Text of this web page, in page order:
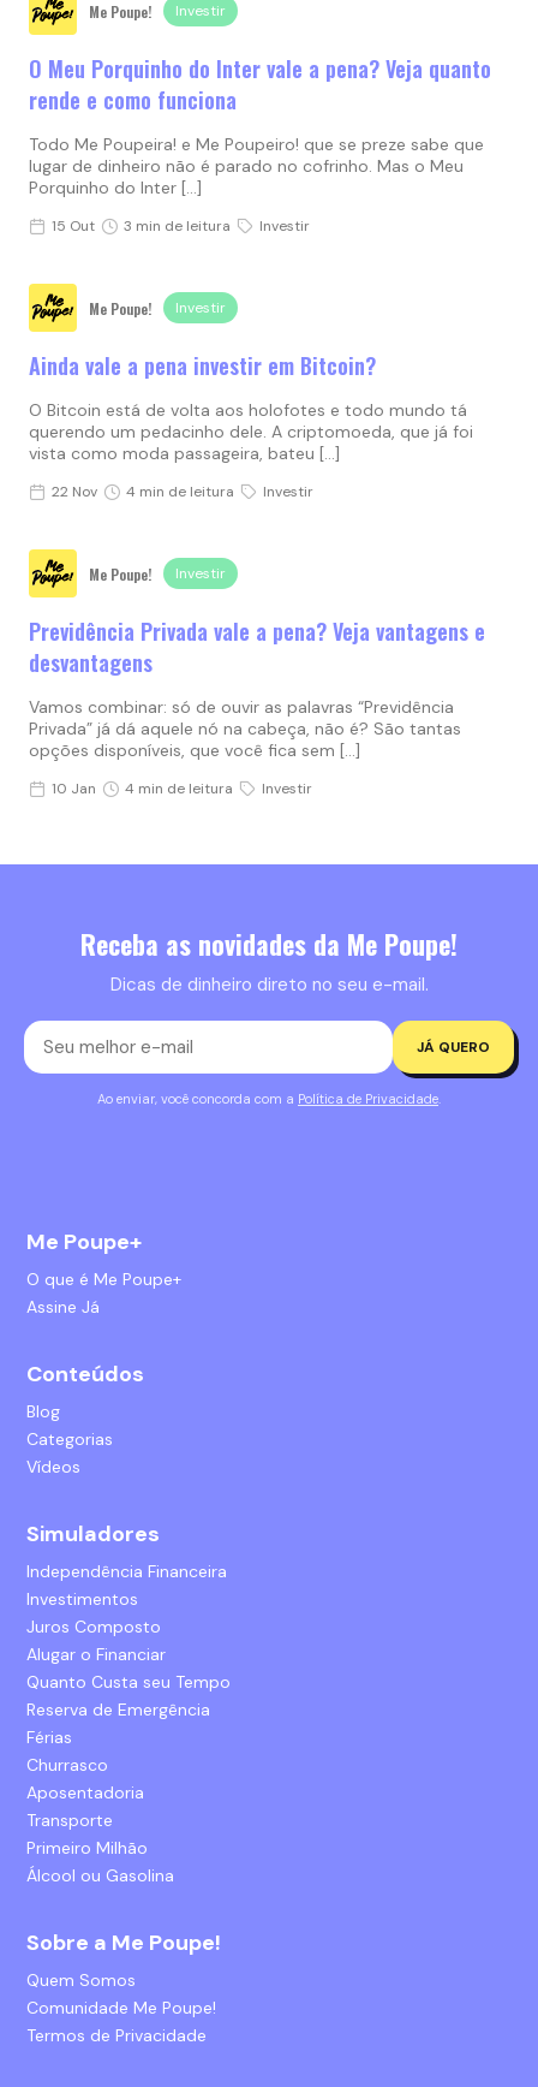
Me Poupe! Investir
O Meu Porquinho do Inter vale a pena? Veja quanto
rende e como funciona
Todo Me Poupeira! e Me Poupeiro! que se preze sabe que
lugar de dinheiro não é parado no cofrinho. Mas o Meu
Porquinho do Inter […]
15 Out 3 min de leitura Investir
Me Poupe! Investir
Ainda vale a pena investir em Bitcoin?
O Bitcoin está de volta aos holofotes e todo mundo tá
querendo um pedacinho dele. A criptomoeda, que já foi
vista como moda passageira, bateu […]
22 Nov 4 min de leitura Investir
Me Poupe! Investir
Previdência Privada vale a pena? Veja vantagens e
desvantagens
Vamos combinar: só de ouvir as palavras “Previdência
Privada” já dá aquele nó na cabeça, não é? São tantas
opções disponíveis, que você fica sem […]
10 Jan 4 min de leitura Investir
Receba as novidades da Me Poupe!
Dicas de dinheiro direto no seu e-mail.
JÁ QUERO
Ao enviar, você concorda com a Política de Privacidade.
Me Poupe+
O que é Me Poupe+
Assine Já
Conteúdos
Blog
Categorias
Vídeos
Simuladores
Independência Financeira
Investimentos
Juros Composto
Alugar o Financiar
Quanto Custa seu Tempo
Reserva de Emergência
Férias
Churrasco
Aposentadoria
Transporte
Primeiro Milhão
Álcool ou Gasolina
Sobre a Me Poupe!
Quem Somos
Comunidade Me Poupe!
Termos de Privacidade